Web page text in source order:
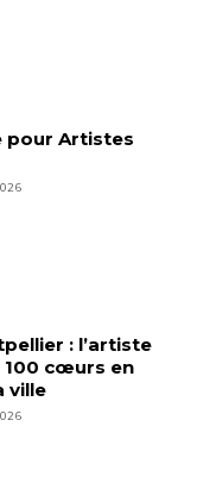
pour Artistes
: l’artiste
100 cœurs en
ville